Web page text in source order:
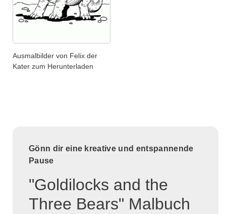
Ausmalbilder von Felix der
Kater zum Herunterladen
Gönn dir eine kreative und entspannende
Pause
"Goldilocks and the
Three Bears" Malbuch